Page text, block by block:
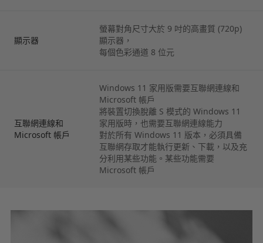
顯示器
螢幕對角尺寸大於 9 吋的高畫質 (720p)
顯示器，
每個色彩通道 8 位元
互聯網連線和
Microsoft 帳戶
Windows 11 家用版需要互聯網連線和
Microsoft 帳戶
將裝置切換脫離 S 模式的 Windows 11
家用版時，也需要互聯網連線能力
對於所有 Windows 11 版本，必須具備
互聯網存取才能執行更新、下載，以及充
分利用某些功能。某些功能需要
Microsoft 帳戶